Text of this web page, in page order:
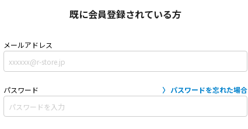
既に会員登録されている方
メールアドレス
パスワード パスワードを忘れた場合